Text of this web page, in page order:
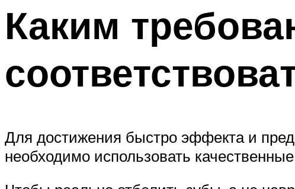
Каким
Для достижения быстро эффекта и
необходимо использовать